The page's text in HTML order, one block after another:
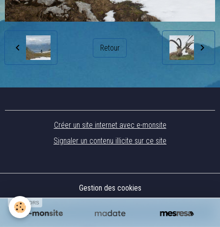
Retour
Créer un site internet avec e-monsite
Signaler un contenu illicite sur ce site
Gestion des cookies
SPONSORS